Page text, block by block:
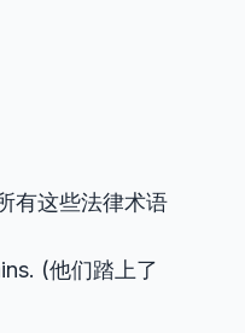
有这些法律术语
(他们踏上了